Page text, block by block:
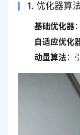
1. 优化器算
基础优化器
自适应优化
动量算法 ：